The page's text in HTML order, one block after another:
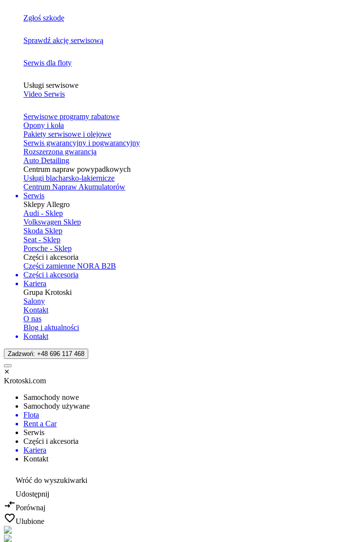
Zgłoś szkodę
Sprawdź akcję serwisową
Serwis dla floty
Usługi serwisowe
Video Serwis
Serwisowe programy rabatowe
Opony i koła
Pakiety serwisowe i olejowe
Serwis gwarancyjny i pogwarancyjny
Rozszerzona gwarancja
Auto Detailing
Centrum napraw powypadkowych
Usługi blacharsko-lakiernicze
Centrum Napraw Akumulatorów
Serwis
Sklepy Allegro
Audi - Sklep
Volkswagen Sklep
Skoda Sklep
Seat - Sklep
Porsche - Sklep
Części i akcesoria
Części zamienne NORA B2B
Części i akcesoria
Kariera
Grupa Krotoski
Salony
Kontakt
O nas
Blog i aktualności
Kontakt
Zadzwoń: +48 696 117 468
Krotoski.com
Samochody nowe
Samochody używane
Flota
Rent a Car
Serwis
Części i akcesoria
Kariera
Kontakt
Wróć do wyszukiwarki
Udostępnij
Porównaj
Ulubione